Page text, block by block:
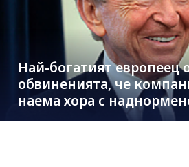
Най-богатият европеец
обвиненията, че
наема хора с